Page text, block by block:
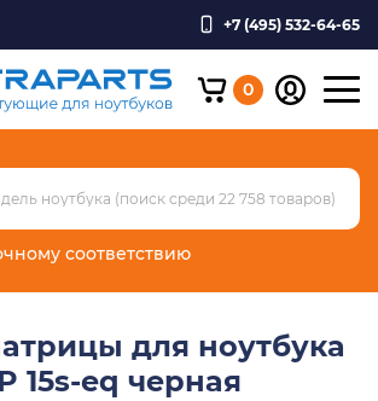
+7 (495) 532-64-65
0
соответствию
для ноутбука
15s-eq черная